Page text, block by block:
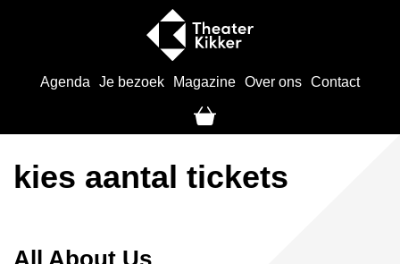
Agenda Je bezoek Magazine Over ons Contact
kies aantal tickets
All About Us